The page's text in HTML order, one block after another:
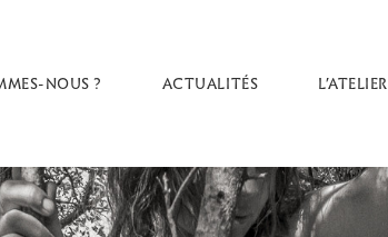
NOUS ? ACTUALITÉS L’ATELIER